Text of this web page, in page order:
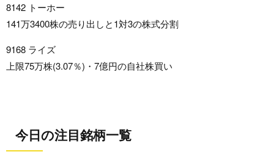
8142 トーホー
141万3400株の売り出しと1対3の株式分割
9168 ライズ
上限75万株(3.07％)・7億円の自社株買い
今日の注目銘柄一覧